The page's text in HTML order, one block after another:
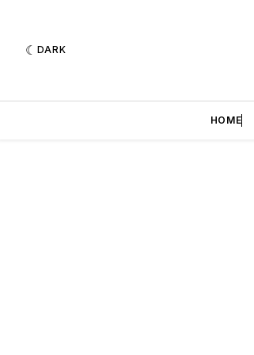
DARK
HOME